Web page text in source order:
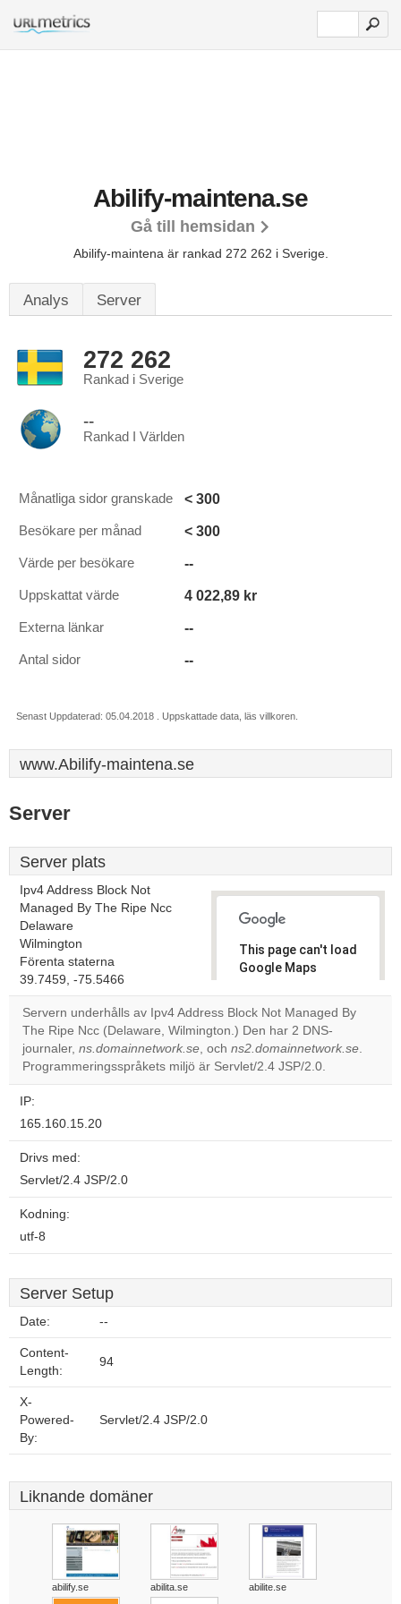
Abilify-maintena.se
Gå till hemsidan
Abilify-maintena är rankad 272 262 i Sverige.
Analys Server
272 262
Rankad i Sverige
--
Rankad I Världen
Månatliga sidor granskade < 300
Besökare per månad < 300
Värde per besökare --
Uppskattat värde 4 022,89 kr
Externa länkar --
Antal sidor --
Senast Uppdaterad: 05.04.2018 . Uppskattade data, läs villkoren.
www.Abilify-maintena.se
Server
Server plats
Ipv4 Address Block Not
Managed By The Ripe Ncc
Delaware
Wilmington
Förenta staterna
39.7459, -75.5466
This page can't load
Google Maps
Do you
website?
Servern underhålls av Ipv4 Address Block Not Managed By
The Ripe Ncc (Delaware, Wilmington.) Den har 2 DNS-
journaler, ns.domainnetwork.se, och ns2.domainnetwork.se.
Programmeringsspråkets miljö är Servlet/2.4 JSP/2.0.
IP:
165.160.15.20
Drivs med:
Servlet/2.4 JSP/2.0
Kodning:
utf-8
Server Setup
Date: --
Content-
Length:
94
X-
Powered-
By:
Servlet/2.4 JSP/2.0
Liknande domäner
abilify.se abilita.se abilite.se